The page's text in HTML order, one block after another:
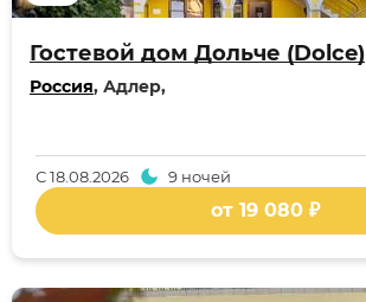
Гостевой дом Дольче (Dolce)
Россия, Адлер,
С18.08.2026 9 ночей
от 19 080 ₽